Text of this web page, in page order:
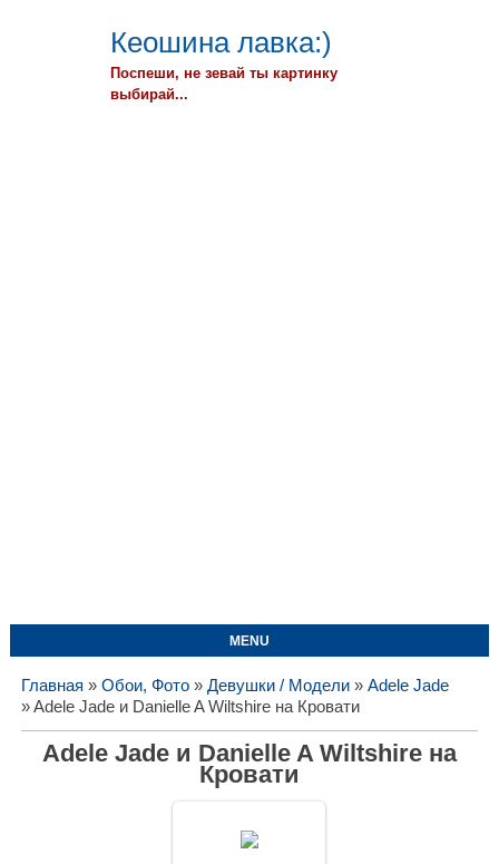
Кеошина лавка:)
Поспеши, не зевай ты картинку
выбирай...
MENU
Главная » Обои, Фото» Девушки / Модели» Adele Jade
» Adele Jade и Danielle A Wiltshire на Кровати
Adele Jade и Danielle A Wiltshire на
Кровати